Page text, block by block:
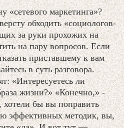
«сетевого маркетинга»?
обходить «социологов-
за руки прохожих на
на пару вопросов. Если
приставшему к вам
в суть разговора.
«Интересуетесь ли
жизни?» «Конечно,» -
хотели бы вы поправить
эффективных методик, вы,